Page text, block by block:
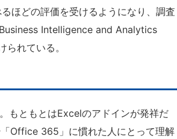
ほどの評価を受けるようになり、調査
Intelligence and Analytics
れている。
もともとはExcelのアドインが発祥だ
Office 365」に慣れた人にとって理解